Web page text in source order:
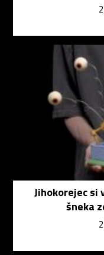
Jihokorejec
šneka